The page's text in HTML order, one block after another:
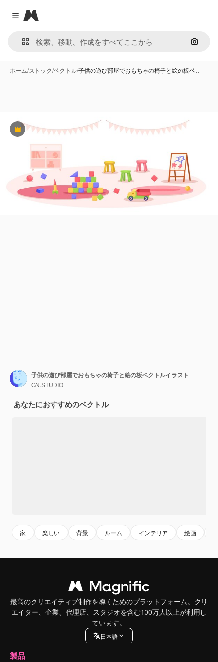
Close menu
Magnific
画像で
ホーム/ストック/ベクトル/子供の遊び部屋でおもちゃの椅子と絵の板ベ…
Premium
子供の遊び部屋でおもちゃの椅子と絵の板ベクトルイラスト
GN.STUDIO
あなたにおすすめのベクトル
家 楽しい 背景 ルーム インテリア 絵画
最高のクリエイティブ制作を導くためのプラットフォーム。クリ
エイター、企業、代理店、スタジオを含む100万人以上が利用し
ています。
日本語
製品